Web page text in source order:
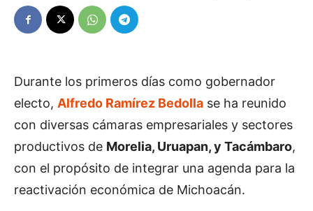
Durante los primeros días como gobernador
electo, Alfredo Ramírez Bedolla se ha reunido
con diversas cámaras empresariales y sectores
productivos de Morelia, Uruapan, y Tacámbaro,
con el propósito de integrar una agenda para la
reactivación económica de Michoacán.